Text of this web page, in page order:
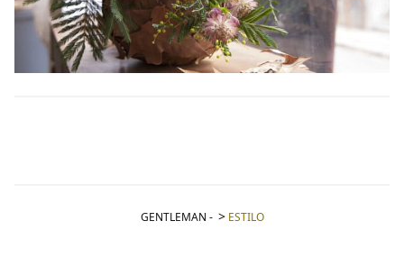
GENTLEMAN - ESTILO